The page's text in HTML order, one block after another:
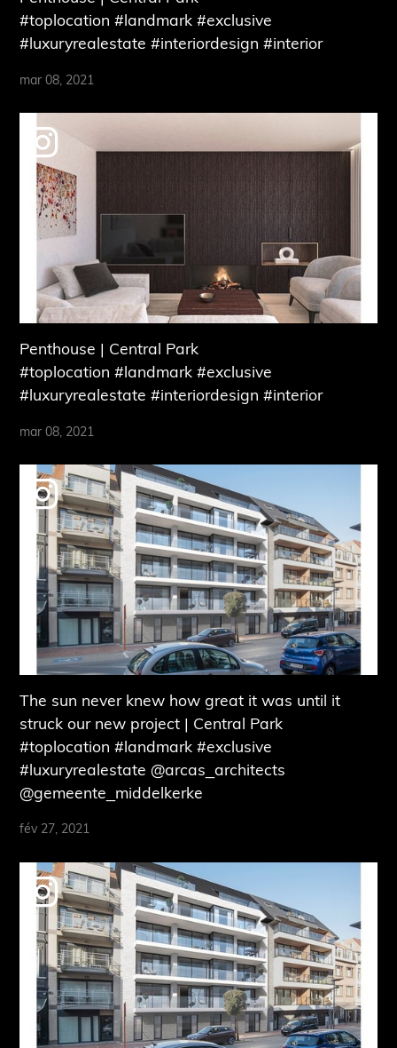
#toplocation #landmark #exclusive
#luxuryrealestate #interiordesign #interior
mar 08, 2021
Penthouse | Central Park
#toplocation #landmark #exclusive
#luxuryrealestate #interiordesign #interior
mar 08, 2021
The sun never knew how great it was until it
struck our new project | Central Park
#toplocation #landmark #exclusive
#luxuryrealestate @arcas_architects
@gemeente_middelkerke
fév 27, 2021